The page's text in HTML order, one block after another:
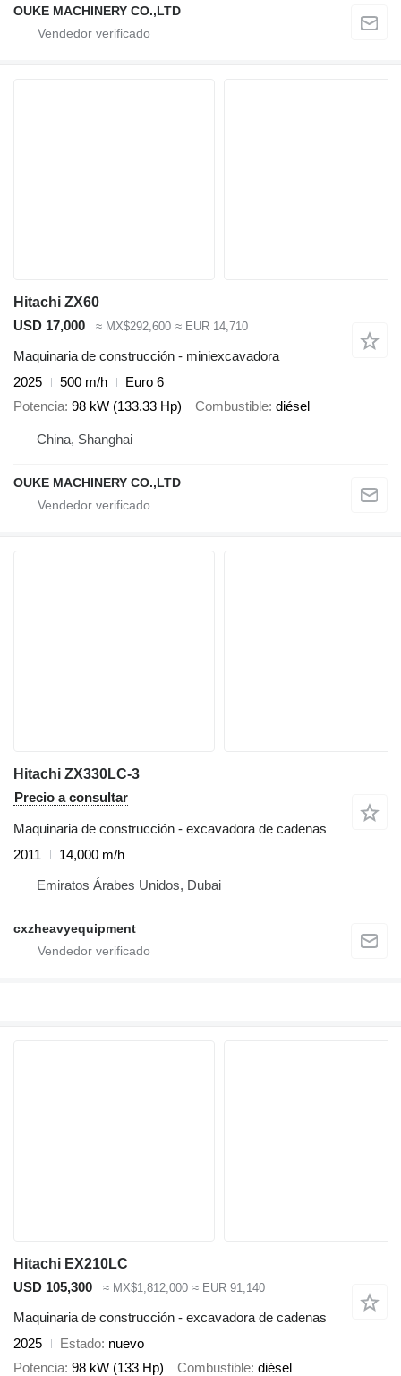
OUKE MACHINERY CO.,LTD
Hitachi ZX60
USD 17,000
≈ MX$292,600 ≈ EUR 14,710
Maquinaria de construcción - miniexcavadora
2025
500 m/h
Euro 6
Potencia 98 kW (133.33 Hp) Combustible diésel
China, Shanghai
OUKE MACHINERY CO.,LTD
Hitachi ZX330LC-3
Precio a consultar
Maquinaria de construcción - excavadora de cadenas
2011
14,000 m/h
Emiratos Árabes Unidos, Dubai
cxzheavyequipment
Hitachi EX210LC
USD 105,300
≈ MX$1,812,000 ≈ EUR 91,140
Maquinaria de construcción - excavadora de cadenas
2025
Estado nuevo
Potencia 98 kW (133 Hp) Combustible diésel